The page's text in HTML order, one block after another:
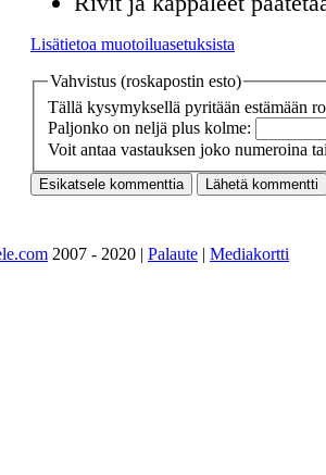
Lisätietoa muotoiluasetuksista
Vahvistus (roskapostin esto)
Tällä kysymyksellä pyritään estämään
Paljonko on neljä plus kolme:
Voit antaa vastauksen joko numeroina
2007 - 2020 | Palaute | Mediakortti